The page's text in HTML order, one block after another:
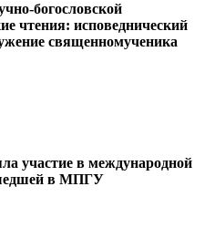
богословской
чтения: исповеднический
священномученика
участие в международной
в МПГУ